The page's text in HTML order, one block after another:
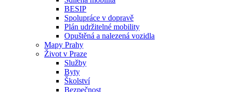
BESIP
Spolupráce v dopravě
Plán udržitelné mobility
Opuštěná a nalezená vozidla
Mapy Prahy
Život v Praze
Služby
Byty
Školství
Bezpečnost